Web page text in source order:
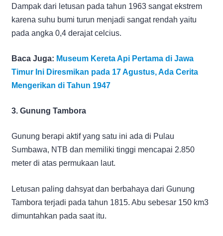
Dampak dari letusan pada tahun 1963 sangat ekstrem
karena suhu bumi turun menjadi sangat rendah yaitu
pada angka 0,4 derajat celcius.
Baca Juga: Museum Kereta Api Pertama di Jawa
Timur Ini Diresmikan pada 17 Agustus, Ada Cerita
Mengerikan di Tahun 1947
3. Gunung Tambora
Gunung berapi aktif yang satu ini ada di Pulau
Sumbawa, NTB dan memiliki tinggi mencapai 2.850
meter di atas permukaan laut.
Letusan paling dahsyat dan berbahaya dari Gunung
Tambora terjadi pada tahun 1815. Abu sebesar 150 km3
dimuntahkan pada saat itu.